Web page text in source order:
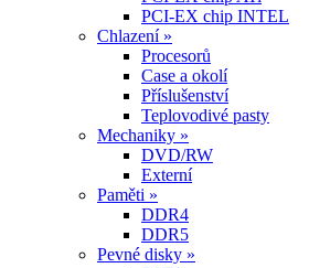
PCI-EX chip INTEL
Chlazení »
Procesorů
Case a okolí
Příslušenství
Teplovodivé pasty
Mechaniky »
DVD/RW
Externí
Paměti »
DDR4
DDR5
Pevné disky »